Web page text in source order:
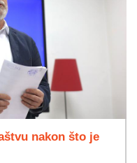
nakon što je